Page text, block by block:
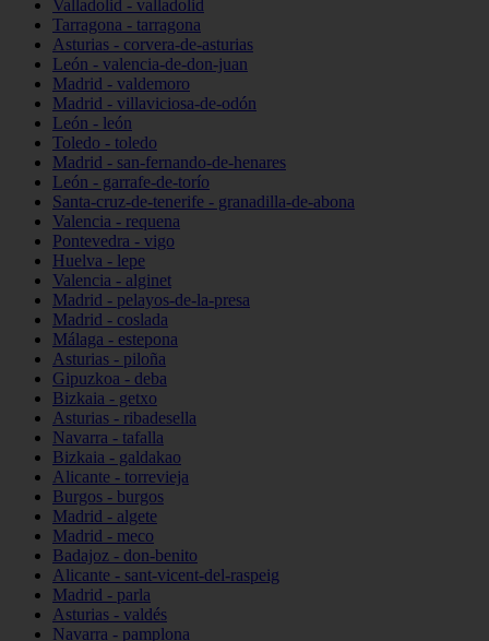
Valladolid - valladolid
Tarragona - tarragona
Asturias - corvera-de-asturias
León - valencia-de-don-juan
Madrid - valdemoro
Madrid - villaviciosa-de-odón
León - león
Toledo - toledo
Madrid - san-fernando-de-henares
León - garrafe-de-torío
Santa-cruz-de-tenerife - granadilla-de-abona
Valencia - requena
Pontevedra - vigo
Huelva - lepe
Valencia - alginet
Madrid - pelayos-de-la-presa
Madrid - coslada
Málaga - estepona
Asturias - piloña
Gipuzkoa - deba
Bizkaia - getxo
Asturias - ribadesella
Navarra - tafalla
Bizkaia - galdakao
Alicante - torrevieja
Burgos - burgos
Madrid - algete
Madrid - meco
Badajoz - don-benito
Alicante - sant-vicent-del-raspeig
Madrid - parla
Asturias - valdés
Navarra - pamplona